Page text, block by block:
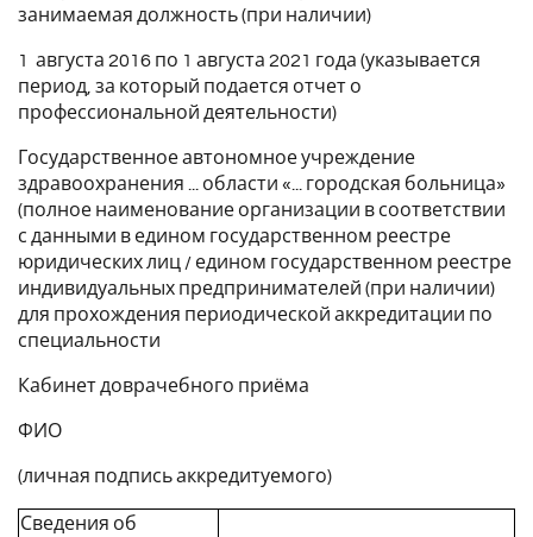
занимаемая должность (при наличии)
1 августа 2016 по 1 августа 2021 года (указывается
период, за который подается отчет о
профессиональной деятельности)
Государственное автономное учреждение
здравоохранения ... области «... городская больница»
(полное наименование организации в соответствии
с данными в едином государственном реестре
юридических лиц / едином государственном реестре
индивидуальных предпринимателей (при наличии)
для прохождения периодической аккредитации по
специальности
Кабинет доврачебного приёма
ФИО
(личная подпись аккредитуемого)
Сведения об